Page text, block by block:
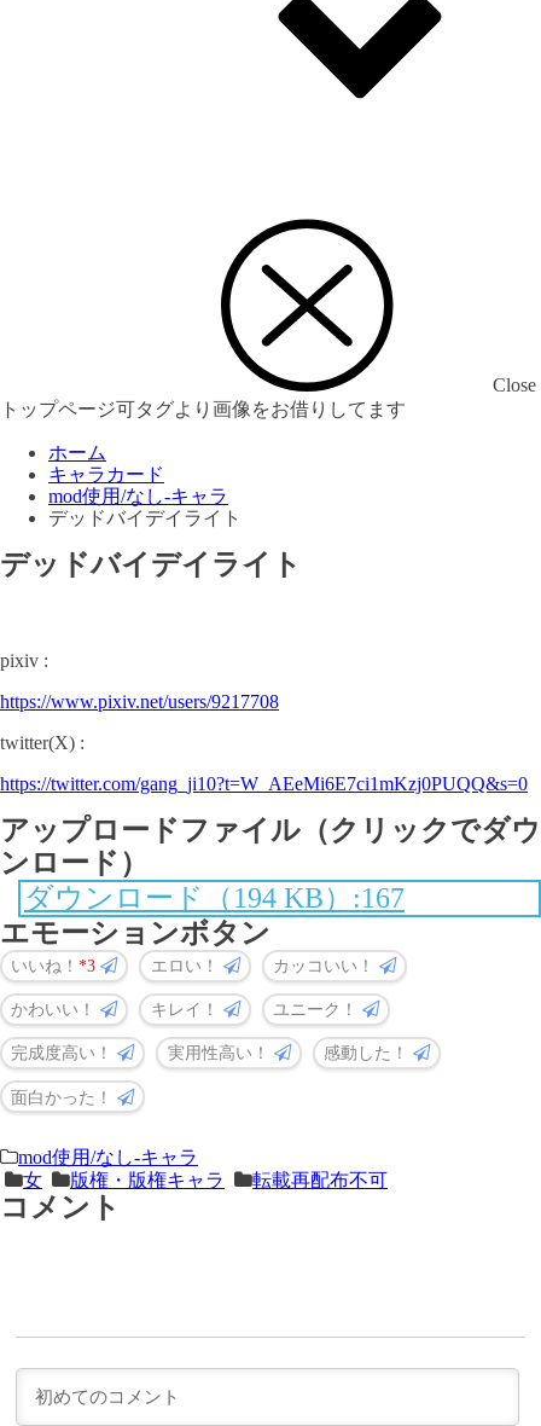
Close
トップページ可タグより画像をお借りしてます
ホーム
キャラカード
mod使用/なし-キャラ
デッドバイデイライト
デッドバイデイライト
pixiv :
https://www.pixiv.net/users/9217708
twitter(X) :
https://twitter.com/gang_ji10?t=W_AEeMi6E7ci1mKzj0PUQQ&s=0
アップロードファイル（クリックでダウ
ンロード）
ダウンロード（194 KB）:167
エモーションボタン
いいね！ 3 エロい！ カッコいい！
かわいい！ キレイ！ ユニーク！
完成度高い！ 実用性高い！ 感動した！
面白かった！
＜
次
の
前
の
記
mod使用/なし-キャラ
女
版権・版権キャラ 転載再配布不可
コメント